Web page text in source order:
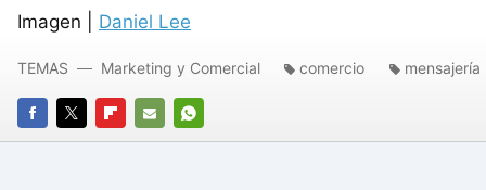
Imagen | Daniel Lee
FACEBOOK
TWITTERFLIPBOARD
E-
WHATSAPP
TEMAS Marketing y Comercial comercio mensajería